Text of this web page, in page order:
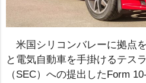
米国シリコンバレーに拠点
と電気自動車を手掛けるテス
（SEC）への提出したForm